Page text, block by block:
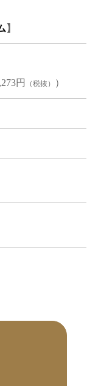
】
円 （税抜） ）